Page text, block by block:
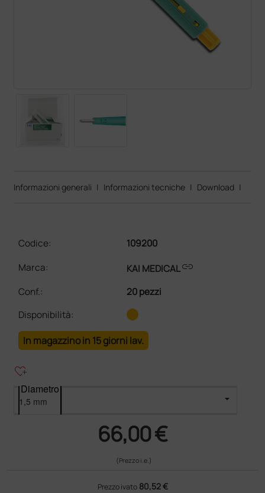
Informazioni generali | Informazioni tecniche | Download |
Codice:
109200
Marca:
KAI MEDICALlink
Conf.:
20 pezzi
Disponibilità:
In magazzino in 15 giorni lav.
heart_plus
Diametro
66,00 €
(Prezzo i.e.)
Prezzo ivato 80,52 €